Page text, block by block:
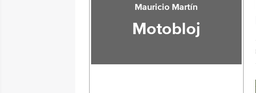
Mauricio Martín
Motobloj